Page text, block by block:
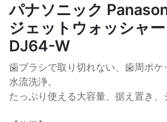
パナソニック
ジェットウォッシャ
DJ64-W
歯ブラシで取り切れない、歯周ポ
水流洗浄。
たっぷり使える大容量、据え置き、